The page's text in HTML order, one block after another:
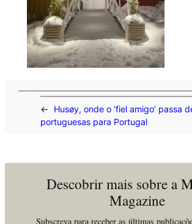
←
Husøy, onde o ‘fiel amigo’ passa
portuguesas para Portugal
Descobrir mais sobre a
Magazine
Subscreva para receber as últimas